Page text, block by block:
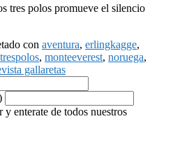
tres polos promueve el silencio
con aventura, erlingkagge,
, monteeverest, noruega,
gallaretas
y enterate de todos nuestros